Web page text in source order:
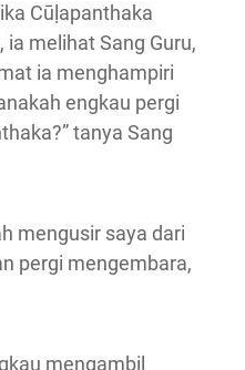
Cūḷapanthaka
ia melihat Sang Guru,
ia menghampiri
engkau pergi
tanya Sang
mengusir saya dari
pergi mengembara,
mengambil